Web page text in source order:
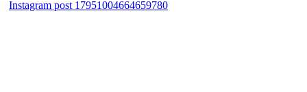
Instagram post 17951004664659780